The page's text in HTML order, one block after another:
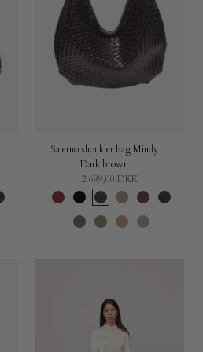
Charcoal
Salerno shoulder bag Mindy
Dark brown
2.699,00 DKK
AmarettoBlack
Dark
Taupe Barolo Charcoal
ElephantPear Sand Sky